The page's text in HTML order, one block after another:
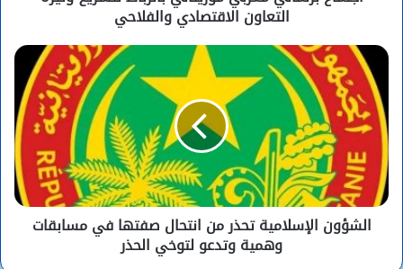
التعاون الاقتصادي والفلاحي
الشؤون الإسلامية تحذر من انتحال صفتها في مسابقات
وهمية وتدعو لتوخي الحذر